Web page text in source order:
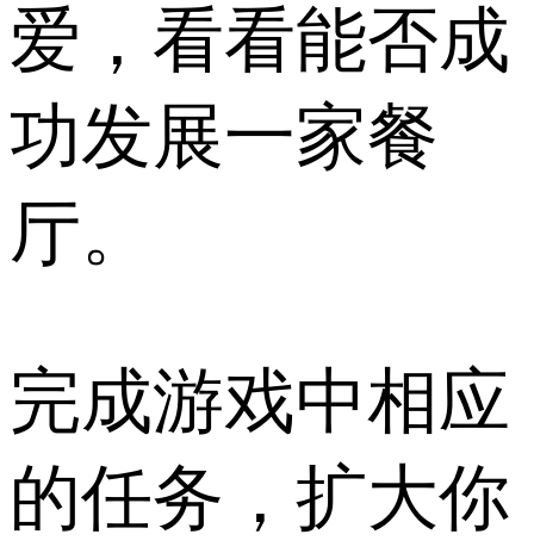
爱，看看能否成
功发展一家餐
厅。
完成游戏中相应
的任务，扩大你